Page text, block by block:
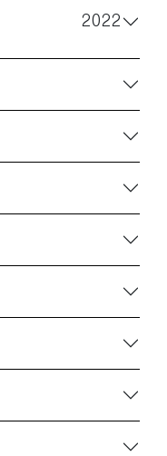
2022